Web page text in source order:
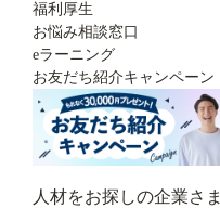
福利厚生
お悩み相談窓口
eラーニング
お友だち紹介キャンペーン
人材をお探しの企業さま